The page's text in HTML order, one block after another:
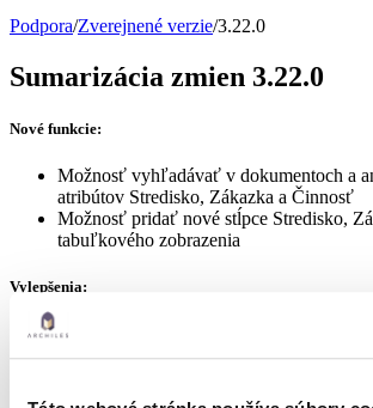
Podpora/Zverejnené verzie/3.22.0
Sumarizácia zmien 3.22.0
Nové funkcie:
Možnosť vyhľadávať v dokumentoch a
atribútov Stredisko, Zákazka a Činnosť
Možnosť pridať nové stĺpce Stredisko,
tabuľkového zobrazenia
Vylepšenia:
Zrýchlenie prvotného načítania stránky s
prepínania medzi záložkami v
záložka